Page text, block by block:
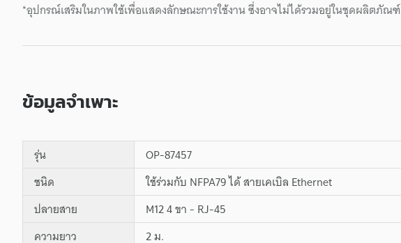
*อุปกรณ์เสริมในภาพใช้เพื่อแสดงลักษณะการใช้งาน ซึ่งอาจไม่ได้รวมอยู่ในชุดผลิตภัณฑ์
ข้อมูลจำเพาะ
รุ่น
OP-87457
ชนิด
ใช้ร่วมกับ NFPA79 ได้ สายเคเบิล Ethernet
ปลายสาย
M12 4 ขา - RJ-45
ความยาว
2 ม.